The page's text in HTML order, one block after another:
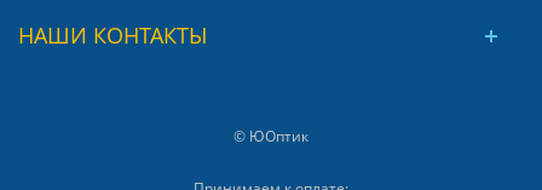
НАШИ КОНТАКТЫ
© ЮОптик